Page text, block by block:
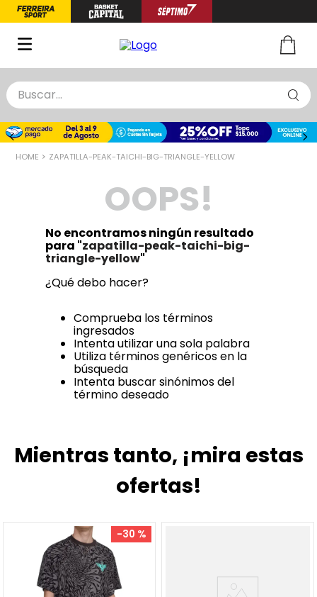
Buscar...
ZAPATILLA-PEAK-TAICHI-BIG-TRIANGLE-YELLOW
OOPS!
No encontramos ningún resultado
para "zapatilla-peak-taichi-big-
triangle-yellow"
¿Qué debo hacer?
Comprueba los términos
ingresados
Intenta utilizar una sola palabra
Utiliza términos genéricos en la
búsqueda
Intenta buscar sinónimos del
término deseado
Mientras tanto, ¡mira estas
ofertas!
-30 %
TÉRMINOS MÁS BUSCADOS
1.
zapatillas basquet
chinelas